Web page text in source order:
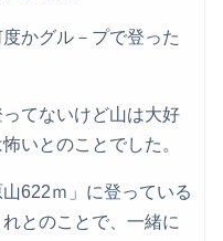
かグル－プで登った
てないけど山は大好
いとのことでした。
622ｍ」に登っている
とのことで、一緒に